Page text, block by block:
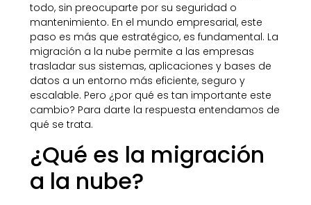
todo, sin preocuparte por su seguridad o
mantenimiento. En el mundo empresarial, este
paso es más que estratégico, es fundamental. La
migración a la nube permite a las empresas
trasladar sus sistemas, aplicaciones y bases de
datos a un entorno más eficiente, seguro y
escalable. Pero ¿por qué es tan importante este
cambio? Para darte la respuesta entendamos de
qué se trata.
¿Qué es la migración
a la nube?